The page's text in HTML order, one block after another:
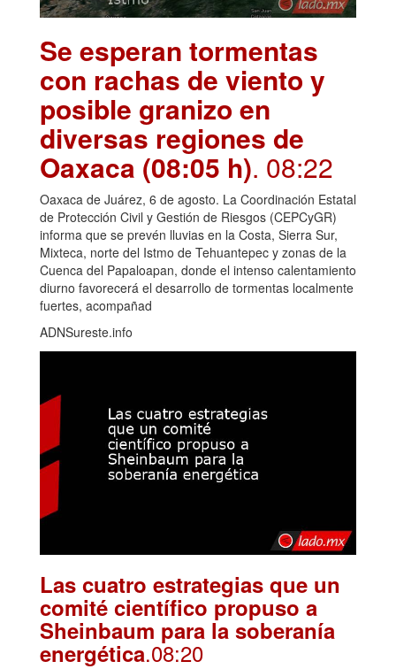
Se esperan tormentas
con rachas de viento y
posible granizo en
diversas regiones de
Oaxaca (08:05 h). 08:22
Oaxaca de Juárez, 6 de agosto. La Coordinación Estatal
de Protección Civil y Gestión de Riesgos (CEPCyGR)
informa que se prevén lluvias en la Costa, Sierra Sur,
Mixteca, norte del Istmo de Tehuantepec y zonas de la
Cuenca del Papaloapan, donde el intenso calentamiento
diurno favorecerá el desarrollo de tormentas localmente
fuertes, acompañad
ADNSureste.info
Las cuatro estrategias que un
comité científico propuso a
Sheinbaum para la soberanía
energética.08:20